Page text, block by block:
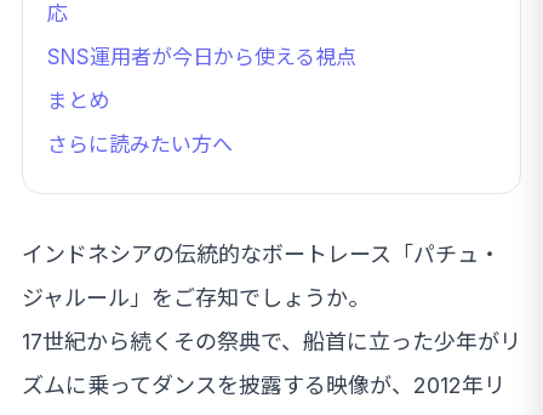
応
SNS運用者が今日から使える視点
まとめ
さらに読みたい方へ
インドネシアの伝統的なボートレース「パチュ・
ジャルール」をご存知でしょうか。
17世紀から続くその祭典で、船首に立った少年がリ
ズムに乗ってダンスを披露する映像が、2012年リ